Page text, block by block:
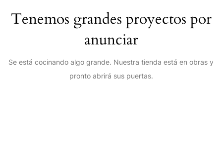
Tenemos grandes proyectos por
anunciar
Se está cocinando algo grande. Nuestra tienda está en obras y
pronto abrirá sus puertas.